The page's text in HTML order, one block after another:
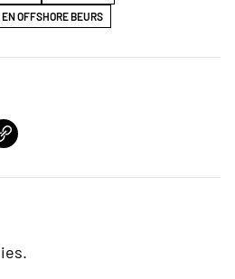
OFFSHORE BEURS